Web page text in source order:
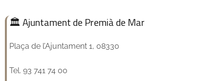
🏛️ Ajuntament de Premià de Mar
Plaça de l’Ajuntament 1, 08330
Tel. 93 741 74 00